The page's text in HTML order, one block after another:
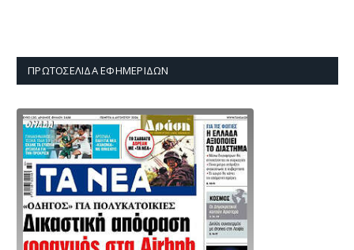
ΠΡΩΤΟΣΈΛΙΔΑ ΕΦΗΜΕΡΊΔΩΝ